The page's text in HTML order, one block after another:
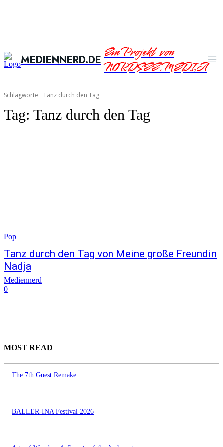
MEDIENNERD.DEEin Projekt von
NORDSEE.MEDIA
Schlagworte Tanz durch den Tag
Tag: Tanz durch den Tag
Pop
Tanz durch den Tag von Meine große Freundin
Nadja
Mediennerd
0
MOST READ
The 7th Guest Remake
BALLER-INA Festival 2026